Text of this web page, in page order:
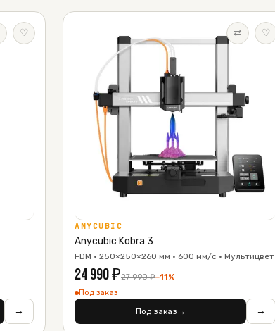
♡
→
⇄ ♡
ANYCUBIC
Anycubic Kobra 3
FDM · 250×250×260 мм · 600 мм/с · Мультицвет
24 990₽27 990₽−11%
Под заказ
Под заказ → →